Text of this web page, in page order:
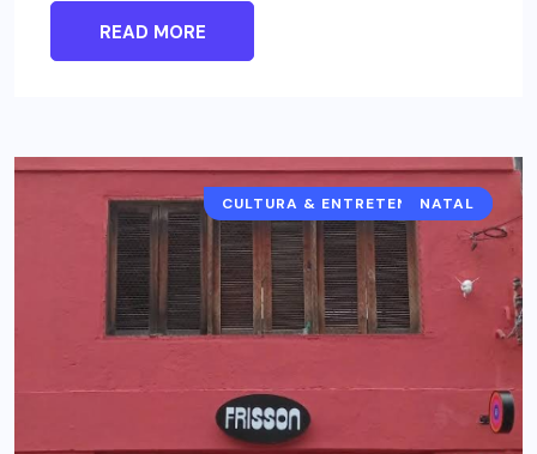
READ MORE
CULTURA & ENTRETENIMENTO
NATAL